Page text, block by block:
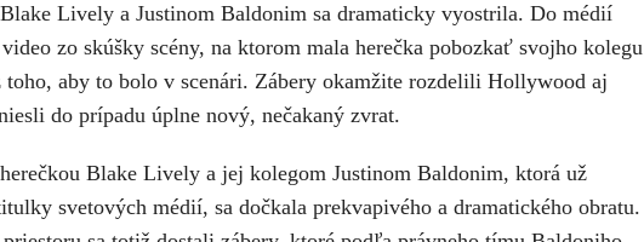
Lively a Justinom Baldonim sa dramaticky vyostrila. Do médií
zo skúšky scény, na ktorom mala herečka pobozkať svojho kolegu
aby to bolo v scenári. Zábery okamžite rozdelili Hollywood aj
do prípadu úplne nový, nečakaný zvrat.
Blake Lively a jej kolegom Justinom Baldonim, ktorá už
svetových médií, sa dočkala prekvapivého a dramatického obratu.